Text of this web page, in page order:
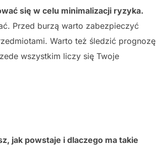
się w celu minimalizacji ryzyka.
Przed burzą warto zabezpieczyć
Warto też śledzić prognozę
wszystkim liczy się Twoje
jak powstaje i dlaczego ma takie